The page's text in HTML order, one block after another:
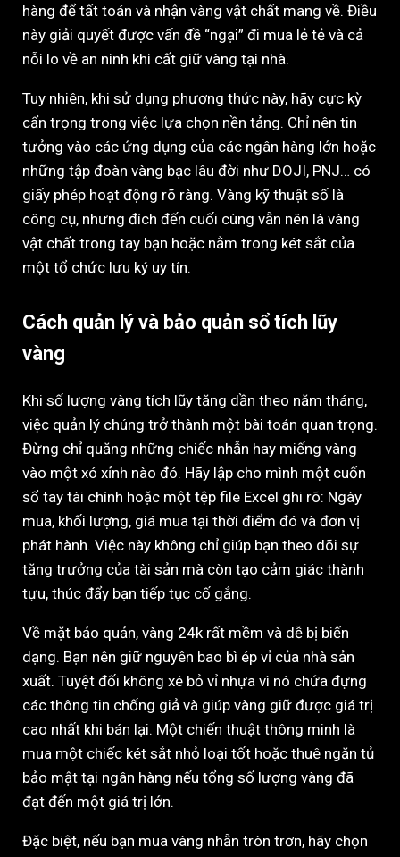
hàng để tất toán và nhận vàng vật chất mang về. Điều
này giải quyết được vấn đề “ngại” đi mua lẻ tẻ và cả
nỗi lo về an ninh khi cất giữ vàng tại nhà.
Tuy nhiên, khi sử dụng phương thức này, hãy cực kỳ
cẩn trọng trong việc lựa chọn nền tảng. Chỉ nên tin
tưởng vào các ứng dụng của các ngân hàng lớn hoặc
những tập đoàn vàng bạc lâu đời như DOJI, PNJ… có
giấy phép hoạt động rõ ràng. Vàng kỹ thuật số là
công cụ, nhưng đích đến cuối cùng vẫn nên là vàng
vật chất trong tay bạn hoặc nằm trong két sắt của
một tổ chức lưu ký uy tín.
Cách quản lý và bảo quản sổ tích lũy
vàng
Khi số lượng vàng tích lũy tăng dần theo năm tháng,
việc quản lý chúng trở thành một bài toán quan trọng.
Đừng chỉ quăng những chiếc nhẫn hay miếng vàng
vào một xó xỉnh nào đó. Hãy lập cho mình một cuốn
sổ tay tài chính hoặc một tệp file Excel ghi rõ: Ngày
mua, khối lượng, giá mua tại thời điểm đó và đơn vị
phát hành. Việc này không chỉ giúp bạn theo dõi sự
tăng trưởng của tài sản mà còn tạo cảm giác thành
tựu, thúc đẩy bạn tiếp tục cố gắng.
Về mặt bảo quản, vàng 24k rất mềm và dễ bị biến
dạng. Bạn nên giữ nguyên bao bì ép vỉ của nhà sản
xuất. Tuyệt đối không xé bỏ vỉ nhựa vì nó chứa đựng
các thông tin chống giả và giúp vàng giữ được giá trị
cao nhất khi bán lại. Một chiến thuật thông minh là
mua một chiếc két sắt nhỏ loại tốt hoặc thuê ngăn tủ
bảo mật tại ngân hàng nếu tổng số lượng vàng đã
đạt đến một giá trị lớn.
Đặc biệt, nếu bạn mua vàng nhẫn tròn trơn, hãy chọn